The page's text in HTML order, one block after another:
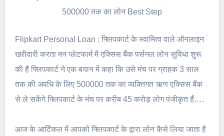
500000 तक का लोन Best Step
Flipkart Personal Loan : फ्लिपकार्ट के स्वामित्व वाले ऑनलाइन
खरीदारी करता मन प्लेटफार्म में एक्सिस बैंक पर्सनल लोन सुविधा शुरू
की है फ्लिपकार्ट ने एक बयान में कहा कि उसे मंच पर ग्राहक 3 साल
तक की अवधि के लिए 500000 तक का व्यक्तिगत ऋण एक्सिस बैंक
से ले सकेंगे फ्लिपकार्ट के मंच पर करीब 45 करोड़ लोग पंजीकृत हैं….
आज के आर्टिकल में आपको फ्लिपकार्ट के द्वारा लोन कैसे लिया जाता है